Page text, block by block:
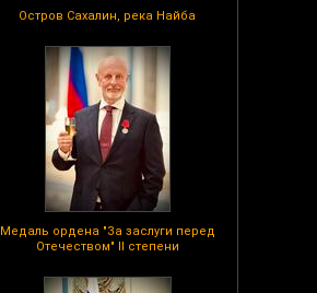
Остров Сахалин, река Найба
Медаль ордена "За заслуги перед
Отечеством" II степени